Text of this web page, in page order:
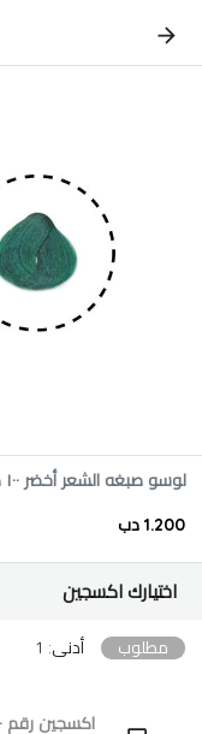
لوسو صبغه الشعر أخضر ١٠٠ مل
1.200 دب
اختيارك اكسجين
مطلوب أدنى: 1
اكسجين رقم ٣٠ نسبة مئوية ٩٪؜ في المئة ١٠٠ مل